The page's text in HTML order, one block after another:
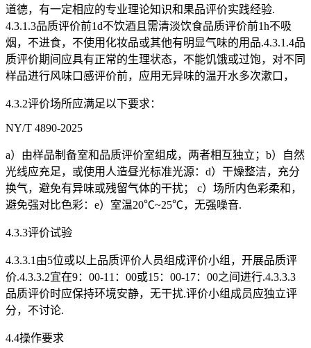
道德，有一定相应的专业理论知识和果品评价实践经验.
4.3.1.3品质评价前1d不饮酒且需清淡饮食品质评价前1h不吸
烟，不进食，不使用化妆品或其他有明显气味的用品.4.3.1.4品
质评价期间应具有正常的生理状态，不能饥饿或过饱，对不同
样品进行风味口感评价前，应用无异味的温开水多次漱口，
4.3.2评价场所应满足以下要求：
NY/T 4890-2025
a）由样品制备室和品质评价室组成，两者相互独立；b）自然
光线应充足，或使用人造昼光标准光源：d）干燥整洁，充分
换气，避免有异味或残留气体的干扰； c）场所内色彩柔和，
避免强对比色彩：e）室温20℃~25℃，无强噪音.
4.3.3评价试验
4.3.3.1由5位或以上品质评价人员组成评价小组，开展品质评
价.4.3.3.2宜在9：00-11：00或15：00-17：00之间进行.4.3.3.3
品质评价时应保持环境安静，无干扰.评价小组成员应独立评
分，不讨论.
4.4操作要求